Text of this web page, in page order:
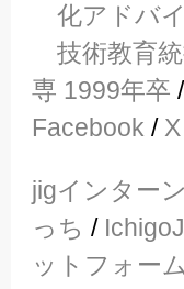
化アドバ
技術教育
専 1999年卒 /
Facebook / X
jigインターン
っち /
ットフォーム